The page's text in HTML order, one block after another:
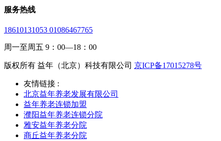
服务热线
18610131053 01086467765
周一至周五 9：00—18：00
版权所有 益年（北京）科技有限公司 京ICP备17015278号
友情链接 :
北京益年养老发展有限公司
益年养老连锁加盟
濮阳益年养老连锁分院
雅安益年养老分院
商丘益年养老分院